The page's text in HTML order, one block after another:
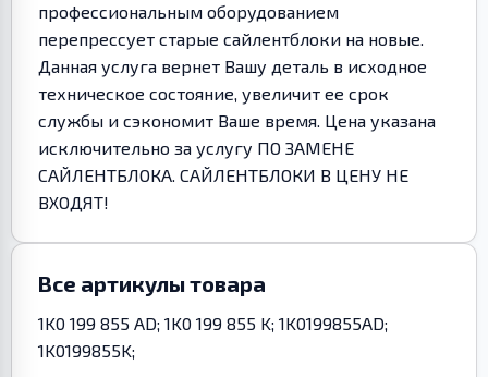
профессиональным оборудованием
перепрессует старые сайлентблоки на новые.
Данная услуга вернет Вашу деталь в исходное
техническое состояние, увеличит ее срок
службы и сэкономит Ваше время. Цена указана
исключительно за услугу ПО ЗАМЕНЕ
САЙЛЕНТБЛОКА. САЙЛЕНТБЛОКИ В ЦЕНУ НЕ
ВХОДЯТ!
Все артикулы товара
1K0 199 855 AD; 1K0 199 855 K; 1K0199855AD;
1K0199855K;